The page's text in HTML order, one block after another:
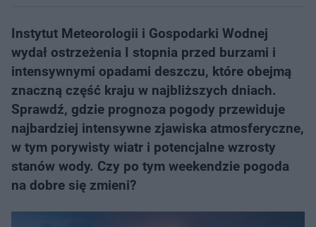
Instytut Meteorologii i Gospodarki Wodnej
wydał ostrzeżenia I stopnia przed burzami i
intensywnymi opadami deszczu, które obejmą
znaczną część kraju w najbliższych dniach.
Sprawdź, gdzie prognoza pogody przewiduje
najbardziej intensywne zjawiska atmosferyczne,
w tym porywisty wiatr i potencjalne wzrosty
stanów wody. Czy po tym weekendzie pogoda
na dobre się zmieni?